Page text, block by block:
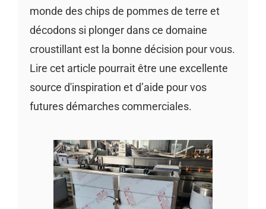
monde des chips de pommes de terre et
décodons si plonger dans ce domaine
croustillant est la bonne décision pour vous.
Lire cet article pourrait être une excellente
source d'inspiration et d’aide pour vos
futures démarches commerciales.